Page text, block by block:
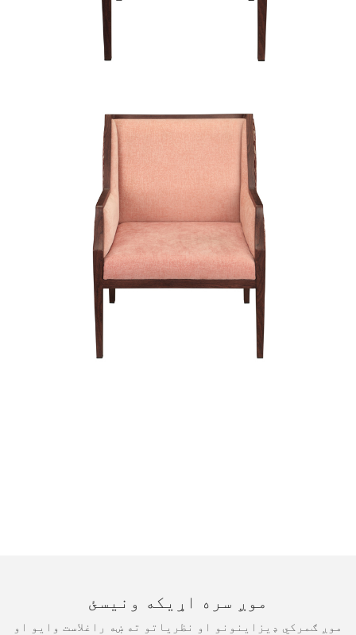
موږ سره اړیکه ونیسئ
موږ ګمرکي ډیزاینونو او نظریاتو ته ښه راغلاست وایو او